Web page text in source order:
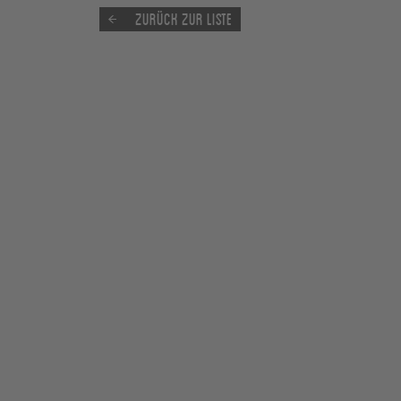
Zurück zur Liste